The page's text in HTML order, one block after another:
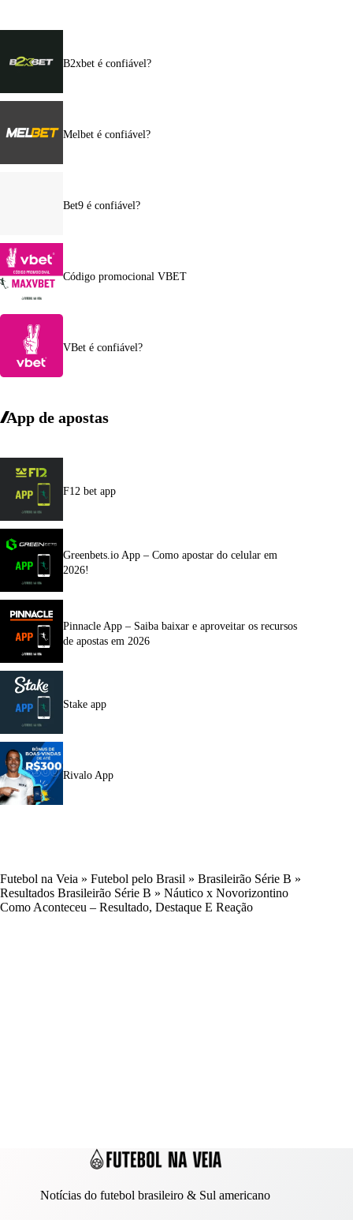
B2xbet é confiável?
Melbet é confiável?
Bet9 é confiável?
Código promocional VBET
VBet é confiável?
App de apostas
F12 bet app
Greenbets.io App – Como apostar do celular em
2026!
Pinnacle App – Saiba baixar e aproveitar os recursos
de apostas em 2026
Stake app
Rivalo App
Futebol na Veia » Futebol pelo Brasil » Brasileirão Série B »
Resultados Brasileirão Série B » Náutico x Novorizontino
Como Aconteceu – Resultado, Destaque E Reação
Notícias do futebol brasileiro & Sul americano